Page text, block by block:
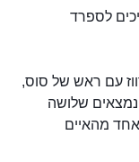
לספרד
ברווז עם ראש של סוס,
נמצאים שלושה
מהאיים